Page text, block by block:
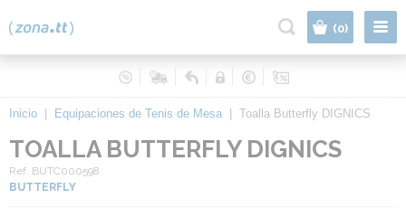
(0)
Inicio Equipaciones de Tenis de Mesa Toalla Butterfly DIGNICS
TOALLA BUTTERFLY DIGNICS
Ref. BUTC000598
BUTTERFLY